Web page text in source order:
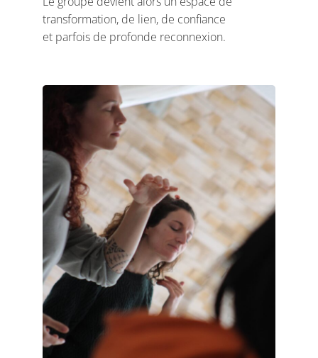
transformation, de lien, de confiance
et parfois de profonde reconnexion.